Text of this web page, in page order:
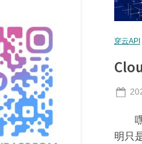
穿云API
嘿
明只